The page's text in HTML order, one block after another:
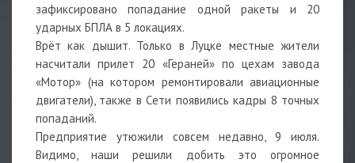
зафиксировано попадание одной ракеты и 20
ударных БПЛА в 5 локациях.
Врёт как дышит. Только в Луцке местные жители
насчитали прилет 20 «Гераней» по цехам завода
«Мотор» (на котором ремонтировали авиационные
двигатели), также в Сети появились кадры 8 точных
попаданий.
Предприятие утюжили совсем недавно, 9 июля.
Видимо, наши решили добить это огромное